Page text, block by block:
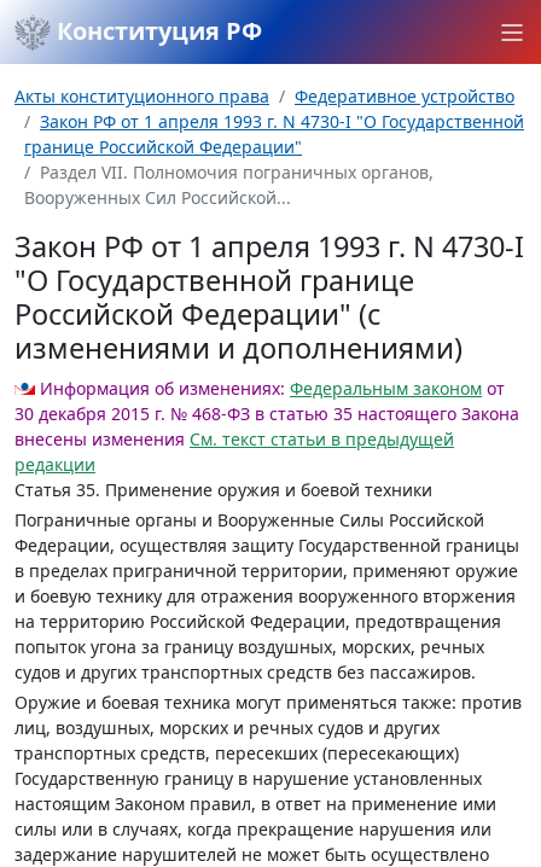
Конституция РФ
Акты конституционного права
Федеративное устройство
Закон РФ от 1 апреля 1993 г. N 4730-I "О Государственной
границе Российской Федерации"
Раздел VII. Полномочия пограничных органов,
Вооруженных Сил Российской...
Закон РФ от 1 апреля 1993 г. N 4730-I
"О Государственной границе
Российской Федерации" (с
изменениями и дополнениями)
Информация об изменениях: Федеральным законом от
30 декабря 2015 г. № 468-ФЗ в статью 35 настоящего Закона
внесены изменения См. текст статьи в предыдущей
редакции
Статья 35. Применение оружия и боевой техники
Пограничные органы и Вооруженные Силы Российской
Федерации, осуществляя защиту Государственной границы
в пределах приграничной территории, применяют оружие
и боевую технику для отражения вооруженного вторжения
на территорию Российской Федерации, предотвращения
попыток угона за границу воздушных, морских, речных
судов и других транспортных средств без пассажиров.
Оружие и боевая техника могут применяться также: против
лиц, воздушных, морских и речных судов и других
транспортных средств, пересекших (пересекающих)
Государственную границу в нарушение установленных
настоящим Законом правил, в ответ на применение ими
силы или в случаях, когда прекращение нарушения или
задержание нарушителей не может быть осуществлено